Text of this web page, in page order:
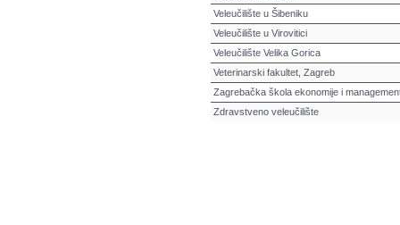
Veleučilište u Šibeniku
Veleučilište u Virovitici
Veleučilište Velika Gorica
Veterinarski fakultet, Zagreb
Zagrebačka škola ekonomije i
Zdravstveno veleučilište